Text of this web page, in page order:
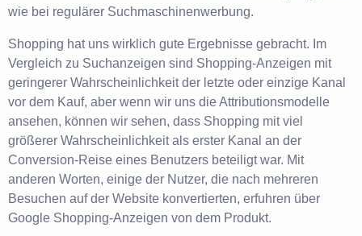
wie bei regulärer Suchmaschinenwerbung.
Shopping hat uns wirklich gute Ergebnisse gebracht. Im
Vergleich zu Suchanzeigen sind Shopping-Anzeigen mit
geringerer Wahrscheinlichkeit der letzte oder einzige Kanal
vor dem Kauf, aber wenn wir uns die Attributionsmodelle
ansehen, können wir sehen, dass Shopping mit viel
größerer Wahrscheinlichkeit als erster Kanal an der
Conversion-Reise eines Benutzers beteiligt war. Mit
anderen Worten, einige der Nutzer, die nach mehreren
Besuchen auf der Website konvertierten, erfuhren über
Google Shopping-Anzeigen von dem Produkt.